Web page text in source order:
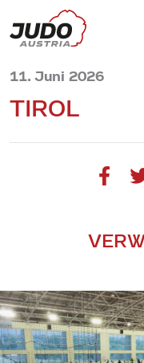
11. Juni 2026
TIROL